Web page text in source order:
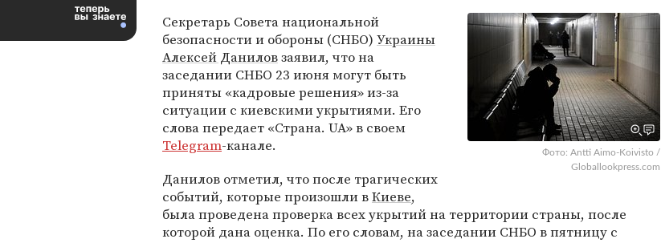
Фото: Antti Aimo-Koivisto /
Globallookpress.com
Секретарь Совета национальной
безопасности и обороны (СНБО) Украины
Алексей Даниловзаявил, что на
заседании СНБО 23 июня могут быть
приняты «кадровые решения» из-за
ситуации с киевскими укрытиями. Его
слова передает «Страна. UA» в своем
Telegram-канале.
Данилов отметил, что после трагических
событий, которые произошли вКиеве,
была проведена проверка всех укрытий на территории страны, после
которой дана оценка. По его словам, на заседании СНБО в пятницу с